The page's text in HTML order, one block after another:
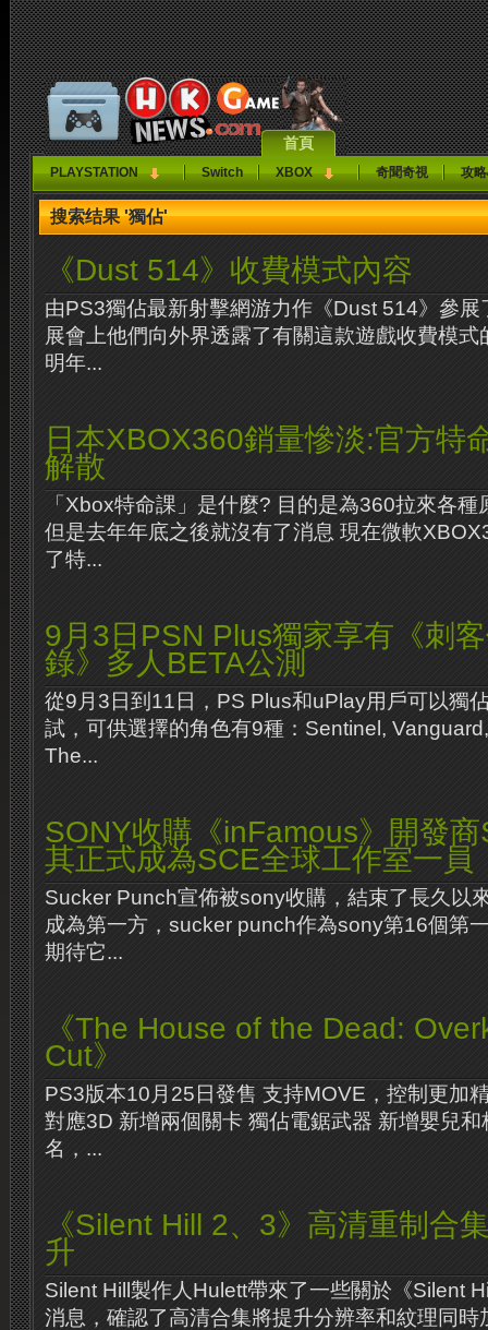
首頁
PLAYSTATION Switch XBOX 奇聞奇視 攻
搜索结果 '獨佔'
《Dust 514》收費模式內容
由PS3獨佔最新射擊網游力作《Dust 514》參展
展會上他們向外界透露了有關這款遊戲收費模
明年...
日本XBOX360銷量慘淡:官方特
解散
「Xbox特命課」是什麼? 目的是為360拉來各
但是去年年底之後就沒有了消息 現在微軟
了特...
9月3日PSN Plus獨家享有《刺
錄》多人BETA公測
從9月3日到11日，PS Plus和uPlay用戶可以獨
試，可供選擇的角色有9種：Sentinel,
The...
SONY收購《inFamous》開發
其正式成為SCE全球工作室一員
Sucker Punch宣佈被sony收購，結束了長久以
成為第一方，sucker punch作為sony第16個第
期待它...
《The House of the Dead:
Cut》
PS3版本10月25日發售 支持MOVE，控制更加
對應3D 新增兩個關卡 獨佔電鋸武器 新增嬰兒
名，...
《Silent Hill 2、3》高清重制合
升
Silent Hill製作人Hulett帶來了一些關於《Silent
消息，確認了高清合集將提升分辨率和紋理同時